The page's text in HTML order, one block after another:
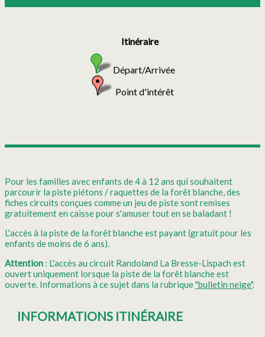
Itinéraire
Départ/Arrivée
Point d'intérêt
Pour les familles avec enfants de 4 à 12 ans qui souhaitent
parcourir la piste piétons / raquettes de la forêt blanche, des
fiches circuits conçues comme un jeu de piste sont remises
gratuitement en caisse pour s'amuser tout en se baladant !
L'accès à la piste de la forêt blanche est payant (gratuit pour les
enfants de moins de 6 ans).
Attention : L'accès au circuit Randoland La Bresse-Lispach est
ouvert uniquement lorsque la piste de la forêt blanche est
ouverte. Informations à ce sujet dans la rubrique"bulletin neige".
INFORMATIONS ITINÉRAIRE